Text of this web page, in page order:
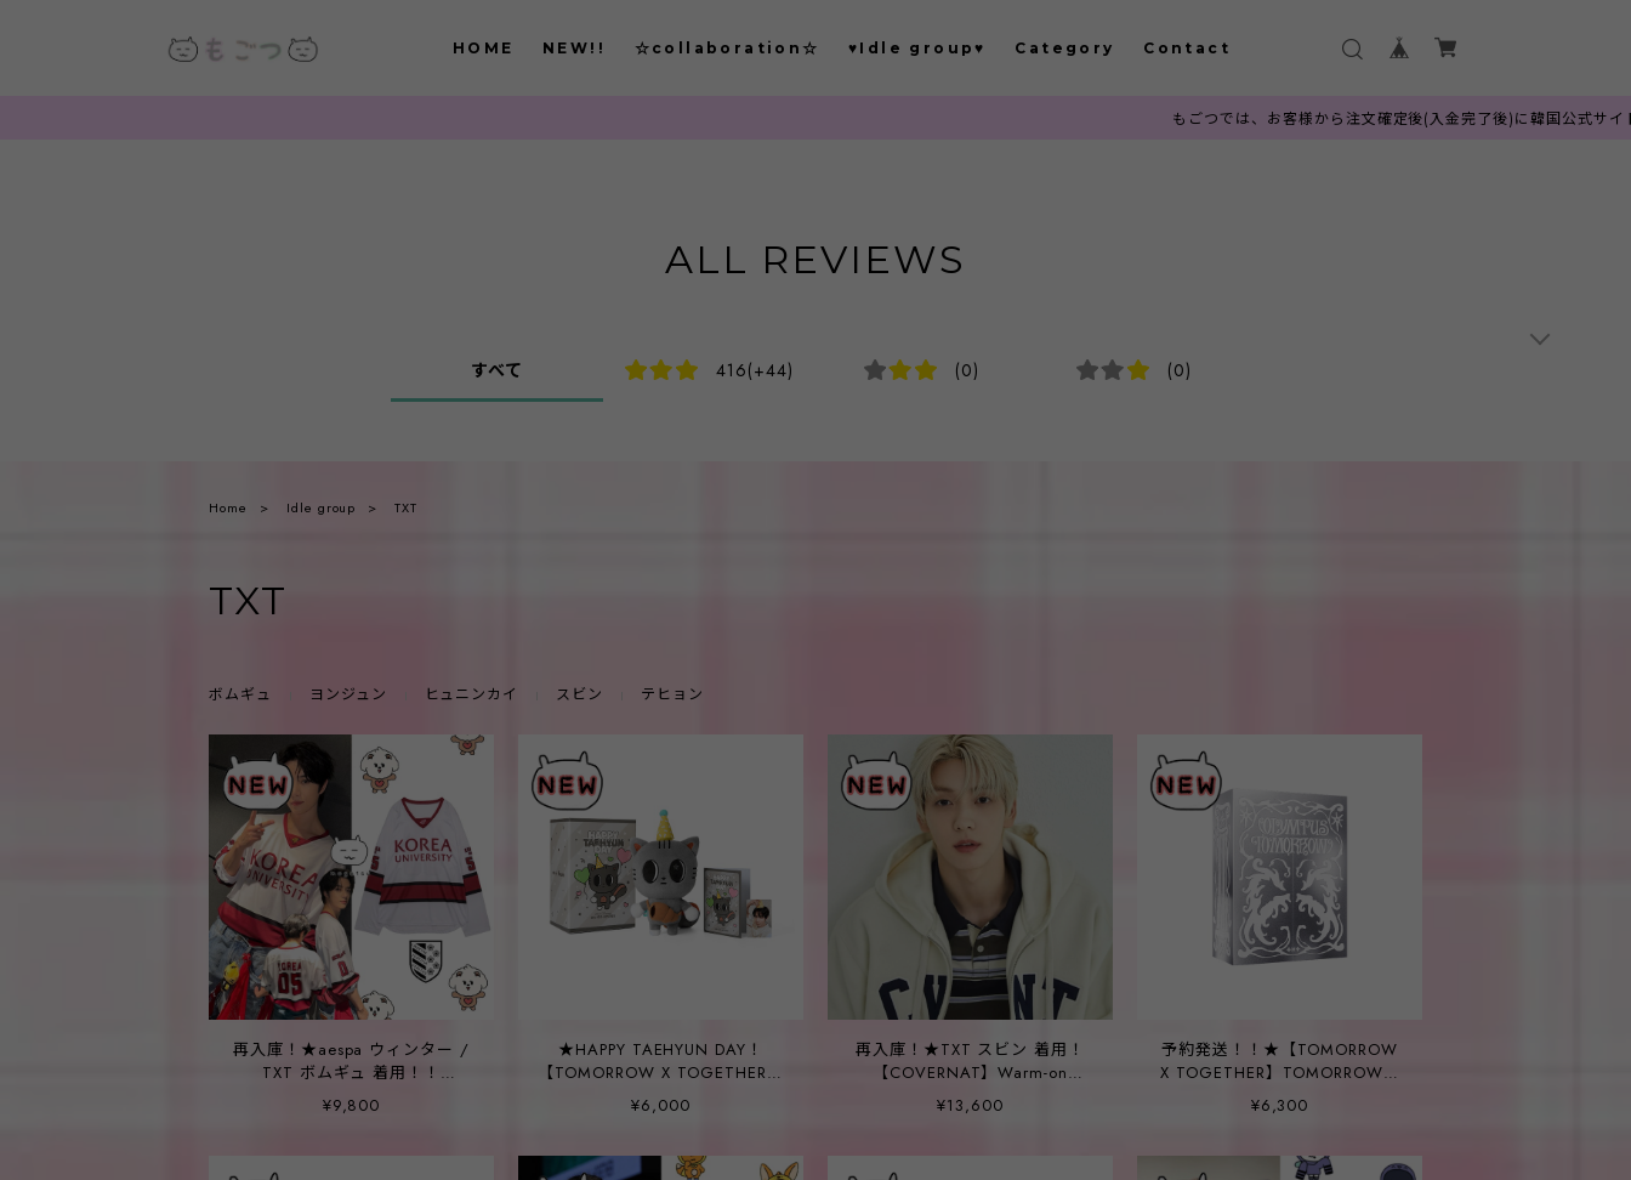
HOME NEW!! ☆collaboration☆ ♥Idle group♥ Category Contact
もごつでは、お客様から注文確定後(入金完了後)に韓国公式サイトへ発注を行っ
ALL REVIEWS
すべて 416(+44) (0) (0)
Home Idle group TXT
TXT
ボムギュ ヨンジュン ヒュニンカイ スビン テヒョン
再入庫！★aespa ウィンター /
TXT ボムギュ 着用！！
【KOREA UNIVERSITY】Korea
University Hockey Clothes
¥9,800
★HAPPY TAEHYUN DAY！
【TOMORROW X TOGETHER】
[TAEHYUN] DA-GO-NYANG
Plush Set
¥6,000
再入庫！★TXT スビン 着用！
【COVERNAT】Warm-on
CVNT Fleece Hooded Zip-Up
_2color
¥13,600
予約発送！！★【TOMORROW
X TOGETHER】TOMORROW X
TOGETHER 2026 SEASON’S
GREETINGS
¥6,300